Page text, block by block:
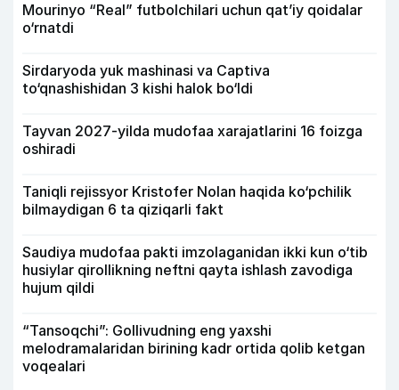
Mourinyo “Real” futbolchilari uchun qat’iy qoidalar
o‘rnatdi
Sirdaryoda yuk mashinasi va Captiva
to‘qnashishidan 3 kishi halok bo‘ldi
Tayvan 2027-yilda mudofaa xarajatlarini 16 foizga
oshiradi
Taniqli rejissyor Kristofer Nolan haqida ko‘pchilik
bilmaydigan 6 ta qiziqarli fakt
Saudiya mudofaa pakti imzolaganidan ikki kun o‘tib
husiylar qirollikning neftni qayta ishlash zavodiga
hujum qildi
“Tansoqchi”: Gollivudning eng yaxshi
melodramalaridan birining kadr ortida qolib ketgan
voqealari